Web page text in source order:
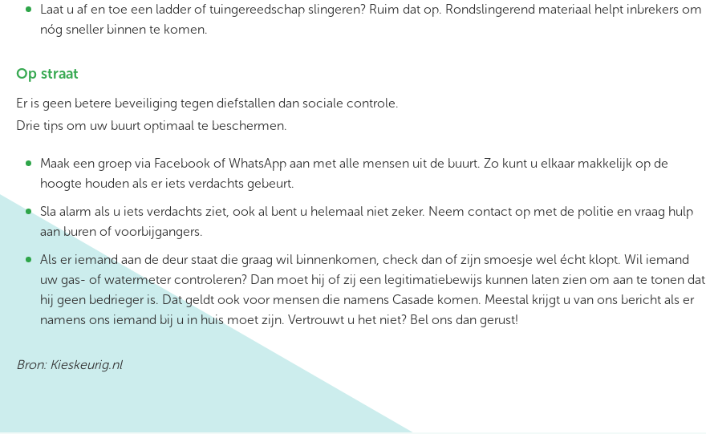
Laat u af en toe een ladder of tuingereedschap slingeren? Ruim dat op. Rondslingerend materiaal helpt inbrekers om
nóg sneller binnen te komen.
Op straat
Er is geen betere beveiliging tegen diefstallen dan sociale controle.
Drie tips om uw buurt optimaal te beschermen.
Maak een groep via Facebook of WhatsApp aan met alle mensen uit de buurt. Zo kunt u elkaar makkelijk op de
hoogte houden als er iets verdachts gebeurt.
Sla alarm als u iets verdachts ziet, ook al bent u helemaal niet zeker. Neem contact op met de politie en vraag hulp
aan buren of voorbijgangers.
Als er iemand aan de deur staat die graag wil binnenkomen, check dan of zijn smoesje wel écht klopt. Wil iemand
uw gas- of watermeter controleren? Dan moet hij of zij een legitimatiebewijs kunnen laten zien om aan te tonen dat
hij geen bedrieger is. Dat geldt ook voor mensen die namens Casade komen. Meestal krijgt u van ons bericht als er
namens ons iemand bij u in huis moet zijn. Vertrouwt u het niet? Bel ons dan gerust!
Bron: Kieskeurig.nl